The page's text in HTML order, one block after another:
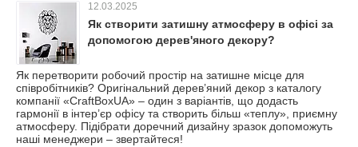
12.03.2025
Як створити затишну атмосферу в офісі за
допомогою дерев'яного декору?
Як перетворити робочий простір на затишне місце для
співробітників? Оригінальний дерев’яний декор з каталогу
компанії «CraftBoxUA» – один з варіантів, що додасть
гармонії в інтер’єр офісу та створить більш «теплу», приємну
атмосферу. Підібрати доречний дизайну зразок допоможуть
наші менеджери – звертайтеся!